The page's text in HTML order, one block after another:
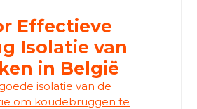
Effectieve
Isolatie van
in België
isolatie van de
om koudebruggen te